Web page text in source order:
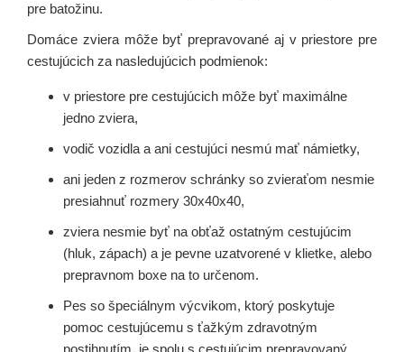
pre batožinu.
Domáce zviera môže byť prepravované aj v priestore pre
cestujúcich za nasledujúcich podmienok:
v priestore pre cestujúcich môže byť maximálne
jedno zviera,
vodič vozidla a ani cestujúci nesmú mať námietky,
ani jeden z rozmerov schránky so zvieraťom nesmie
presiahnuť rozmery 30x40x40,
zviera nesmie byť na obťaž ostatným cestujúcim
(hluk, zápach) a je pevne uzatvorené v klietke, alebo
prepravnom boxe na to určenom.
Pes so špeciálnym výcvikom, ktorý poskytuje
pomoc cestujúcemu s ťažkým zdravotným
postihnutím, je spolu s cestujúcim prepravovaný